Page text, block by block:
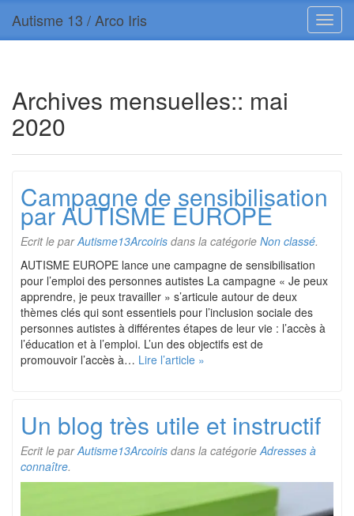
Autisme 13 / Arco Iris
Archives mensuelles:: mai
2020
Campagne de sensibilisation
par AUTISME EUROPE
Ecrit le parAutisme13Arcoiris dans la catégorie Non classé.
AUTISME EUROPE lance une campagne de sensibilisation
pour l’emploi des personnes autistes La campagne « Je peux
apprendre, je peux travailler » s’articule autour de deux
thèmes clés qui sont essentiels pour l’inclusion sociale des
personnes autistes à différentes étapes de leur vie : l’accès à
l’éducation et à l’emploi. L’un des objectifs est de
promouvoir l’accès à… Lire l’article »
Un blog très utile et instructif
Ecrit le parAutisme13Arcoiris dans la catégorieAdresses à
connaître.